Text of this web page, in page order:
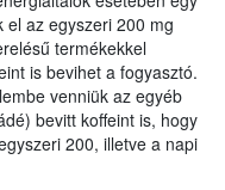
el az egyszeri 200 mg
termékekkel
is bevihet a fogyasztó.
venniük az egyéb
bevitt koffeint is, hogy
200, illetve a napi